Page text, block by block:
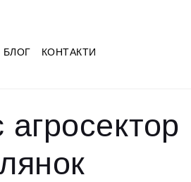
БЛОГ КОНТАКТИ